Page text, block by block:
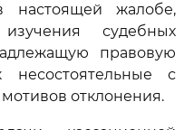
настоящей жалобе,
судебных
правовую
несостоятельные с
отклонения.